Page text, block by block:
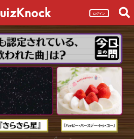
ログイン